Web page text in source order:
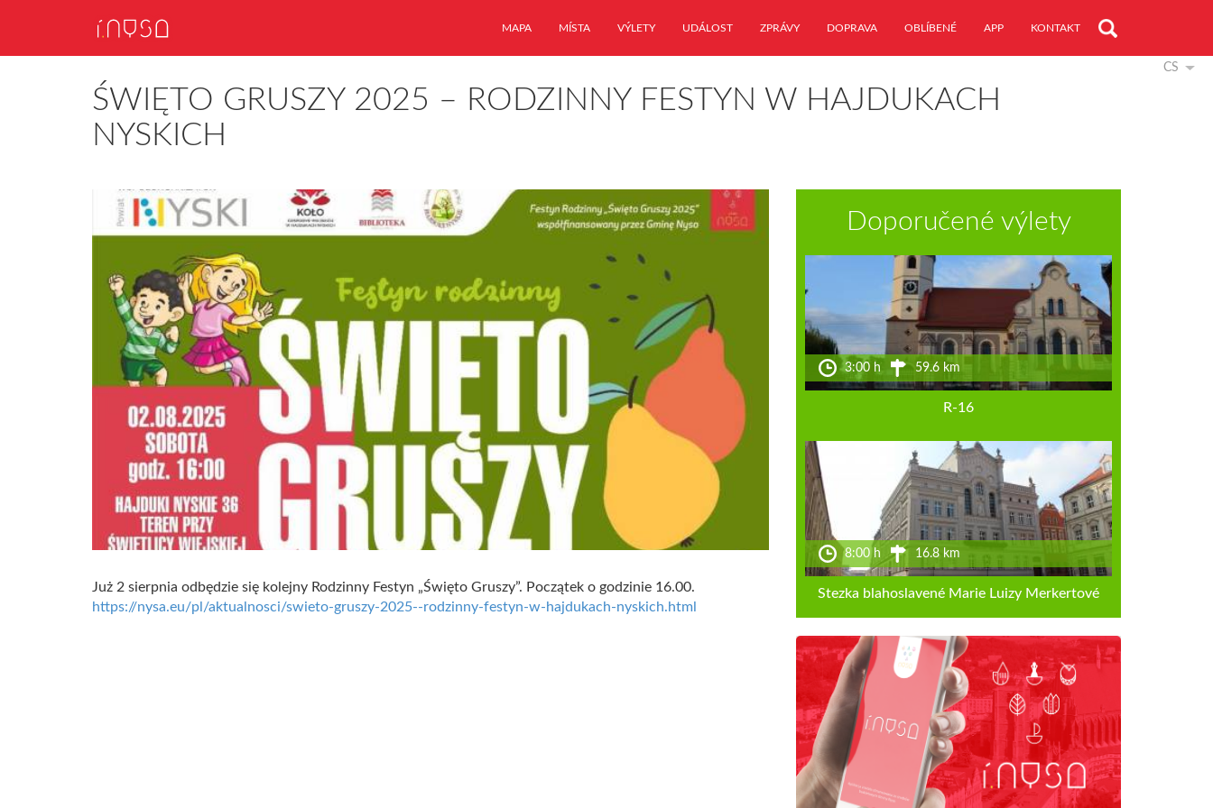
MAPA MÍSTA VÝLETY UDÁLOST ZPRÁVY DOPRAVA OBLÍBENÉ APP KONTAKT
CS
ŚWIĘTO GRUSZY 2025 – RODZINNY FESTYN W HAJDUKACH
NYSKICH
Już 2 sierpnia odbędzie się kolejny Rodzinny Festyn „Święto Gruszy”. Początek o godzinie 16.00.
https://nysa.eu/pl/aktualnosci/swieto-gruszy-2025--rodzinny-festyn-w-hajdukach-nyskich.html
Doporučené výlety
3:00 h 59.6 km
R-16
8:00 h 16.8 km
Stezka blahoslavené Marie Luizy Merkertové